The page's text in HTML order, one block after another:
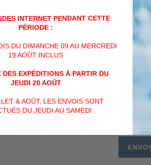
Message
INTERNET PENDANT CETTE
PÉRIODE :
DU DIMANCHE 09 AU MERCREDI
19 AOÛT INCLUS
DES EXPÉDITIONS À PARTIR DU
JEUDI 20 AOÛT
& AOÛT, LES ENVOIS SONT
DU JEUDI AU SAMEDI